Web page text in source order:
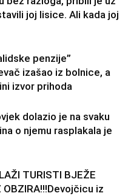
joj lisice. Ali kada joj
penzije”
izašao iz bolnice, a
izvor prihoda
dolazio je na svaku
o njemu rasplakala je
TURISTI BJEŽE
OBZIRA!!!Devojčicu iz